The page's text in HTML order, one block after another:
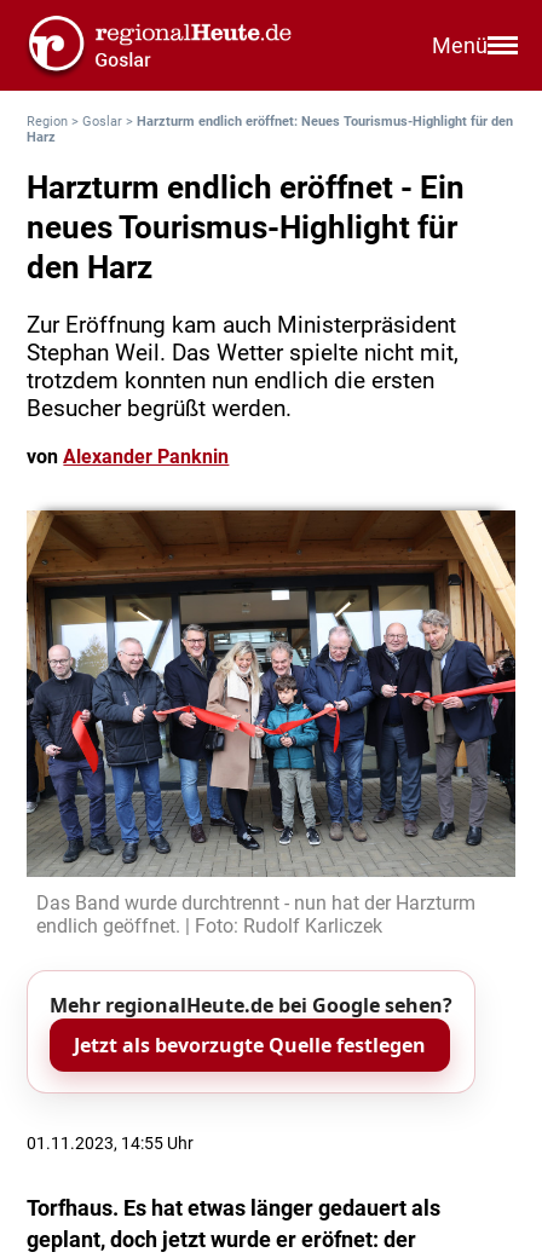
Menü
Region >Goslar >Harzturm endlich eröffnet: Neues Tourismus-Highlight für den
Harz
Harzturm endlich eröffnet - Ein
neues Tourismus-Highlight für
den Harz
Zur Eröffnung kam auch Ministerpräsident
Stephan Weil. Das Wetter spielte nicht mit,
trotzdem konnten nun endlich die ersten
Besucher begrüßt werden.
vonAlexander Panknin
Das Band wurde durchtrennt - nun hat der Harzturm
endlich geöffnet. | Foto: Rudolf Karliczek
Mehr regionalHeute.de bei Google sehen?
Jetzt als bevorzugte Quelle festlegen
01.11.2023, 14:55 Uhr
Torfhaus. Es hat etwas länger gedauert als
geplant, doch jetzt wurde er eröfnet: der